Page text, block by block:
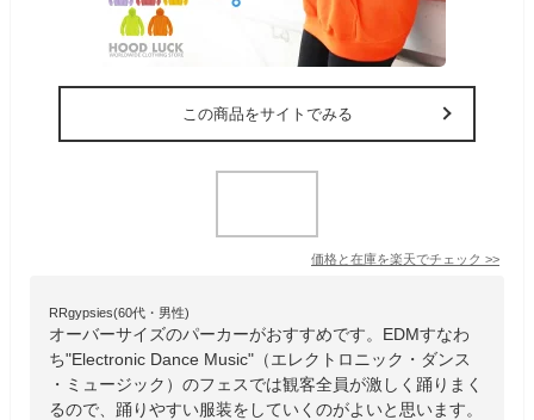
この商品をサイトでみる
価格と在庫を楽天でチェック >>
RRgypsies(60代・男性)
オーバーサイズのパーカーがおすすめです。EDMすなわ
ち"Electronic Dance Music"（エレクトロニック・ダンス
・ミュージック）のフェスでは観客全員が激しく踊りまく
るので、踊りやすい服装をしていくのがよいと思います。